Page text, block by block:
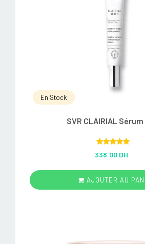
En Stock
SVR CLAIRIAL
out of 5
338.00 DH
AJOUTER AU